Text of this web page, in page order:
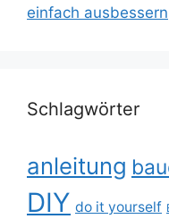
einfach ausbessern
Schlagwörter
anleitung
DIY do it yourself